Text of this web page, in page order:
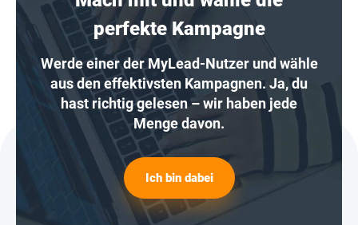
perfekte Kampagne
Werde einer der MyLead-Nutzer und wähle
aus den effektivsten Kampagnen. Ja, du
hast richtig gelesen – wir haben jede
Menge davon.
Ich bin dabei